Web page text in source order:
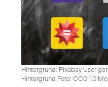
Hintergrund: Pixabay User
Hintergrund Foto: CC0 1.0